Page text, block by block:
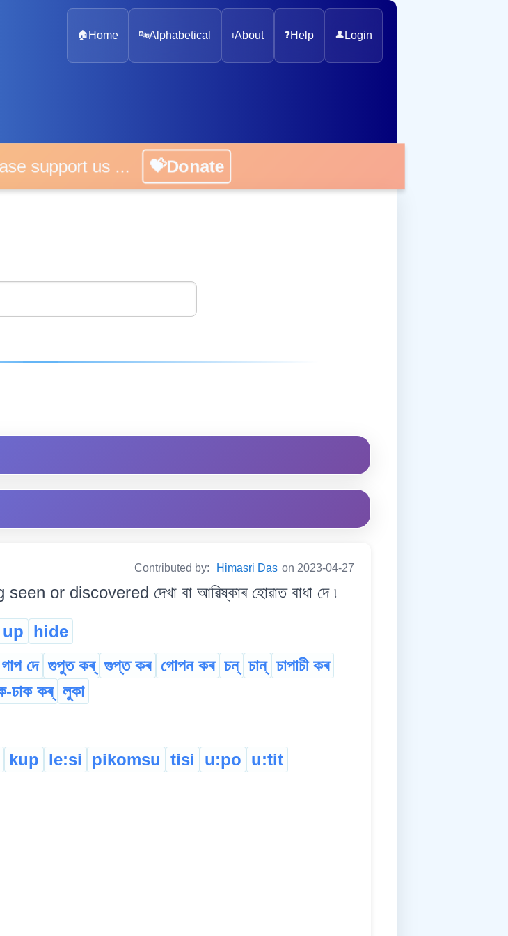
🏠 Home 🔤Alphabetical ℹ️About ❓Help 👤 Login
support us ... 💝Donate
Contributed by: Himasri Das on 2023-04-27
or discovered দেখা বা আৱিষ্কাৰ হোৱাত বাধা দে ৷
hide
গাপ দে গুপুত কৰ্ গুপ্ত কৰ গোপন কৰ চন্ চান্ চাপাচী কৰ
ঢাক কৰ্ লুকা
kup le:si pikomsu tisi u:po u:tit